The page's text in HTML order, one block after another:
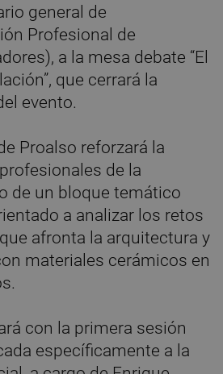
general de
Profesional de
a la mesa debate “El
que cerrará la
evento.
Proalso reforzará la
de la
de un bloque temático
a analizar los retos
afronta la arquitectura y
materiales cerámicos en
con la primera sesión
específicamente a la